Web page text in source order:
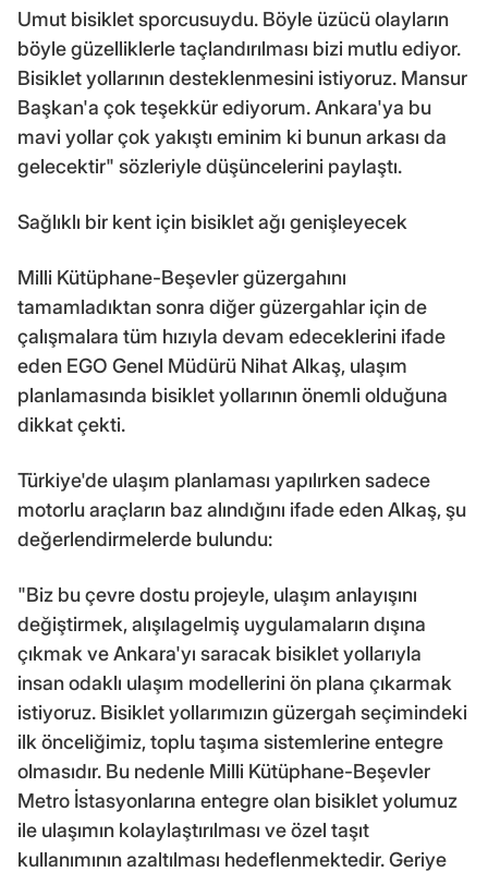
Umut bisiklet sporcusuydu. Böyle üzücü olayların
böyle güzelliklerle taçlandırılması bizi mutlu ediyor.
Bisiklet yollarının desteklenmesini istiyoruz. Mansur
Başkan'a çok teşekkür ediyorum. Ankara'ya bu
mavi yollar çok yakıştı eminim ki bunun arkası da
gelecektir" sözleriyle düşüncelerini paylaştı.
Sağlıklı bir kent için bisiklet ağı genişleyecek
Milli Kütüphane-Beşevler güzergahını
tamamladıktan sonra diğer güzergahlar için de
çalışmalara tüm hızıyla devam edeceklerini ifade
eden EGO Genel Müdürü Nihat Alkaş, ulaşım
planlamasında bisiklet yollarının önemli olduğuna
dikkat çekti.
Türkiye'de ulaşım planlaması yapılırken sadece
motorlu araçların baz alındığını ifade eden Alkaş, şu
değerlendirmelerde bulundu:
"Biz bu çevre dostu projeyle, ulaşım anlayışını
değiştirmek, alışılagelmiş uygulamaların dışına
çıkmak ve Ankara'yı saracak bisiklet yollarıyla
insan odaklı ulaşım modellerini ön plana çıkarmak
istiyoruz. Bisiklet yollarımızın güzergah seçimindeki
ilk önceliğimiz, toplu taşıma sistemlerine entegre
olmasıdır. Bu nedenle Milli Kütüphane-Beşevler
Metro İstasyonlarına entegre olan bisiklet yolumuz
ile ulaşımın kolaylaştırılması ve özel taşıt
kullanımının azaltılması hedeflenmektedir. Geriye